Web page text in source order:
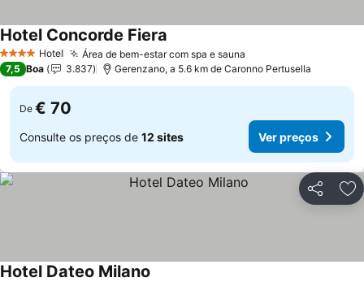
4 EstrelasHotel Área de bem-estar com spa e sauna
Hotel Concorde Fiera
7,5 Boa 3.837 Gerenzano, a 5.6 km de Caronno Pertusella
De € 70
Consulte os preços de 12 sites Ver preços
Partilhar
Hotel Dateo Milano